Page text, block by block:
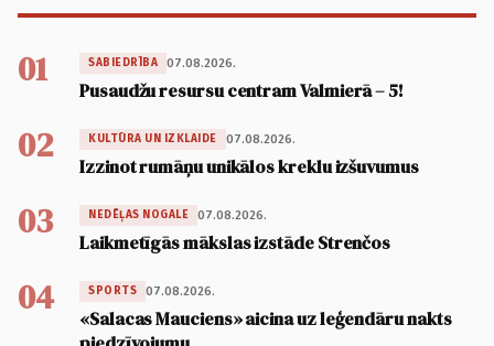
01 SABIEDRĪBA 07.08.2026.
Pusaudžu resursu centram Valmierā – 5!
02 KULTŪRA UN IZKLAIDE 07.08.2026.
Izzinot rumāņu unikālos kreklu izšuvumus
03 NEDĒĻAS NOGALE 07.08.2026.
Laikmetīgās mākslas izstāde Strenčos
04 SPORTS 07.08.2026.
«Salacas Mauciens» aicina uz leģendāru nakts